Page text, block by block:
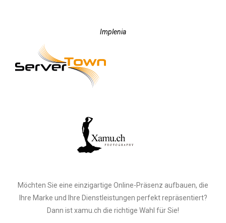
Implenia
Möchten Sie eine einzigartige Online-Präsenz aufbauen, die
Ihre Marke und Ihre Dienstleistungen perfekt repräsentiert?
Dann ist xamu.ch die richtige Wahl für Sie!